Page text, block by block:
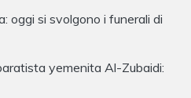
oggi si svolgono i funerali di
yemenita Al-Zubaidi: